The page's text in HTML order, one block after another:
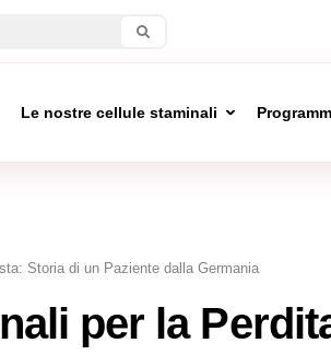
Le nostre cellule staminali
Storia di un Paziente dalla Germania
per la